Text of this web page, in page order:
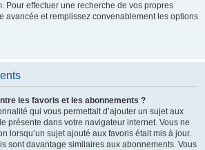
Pour effectuer une recherche de vos propres
avancée et remplissez convenablement les options
les favoris et les abonnements ?
qui vous permettait d’ajouter un sujet aux
présente dans votre navigateur internet. Vous ne
lorsqu’un sujet ajouté aux favoris était mis à jour.
sont davantage similaires aux abonnements. Vous